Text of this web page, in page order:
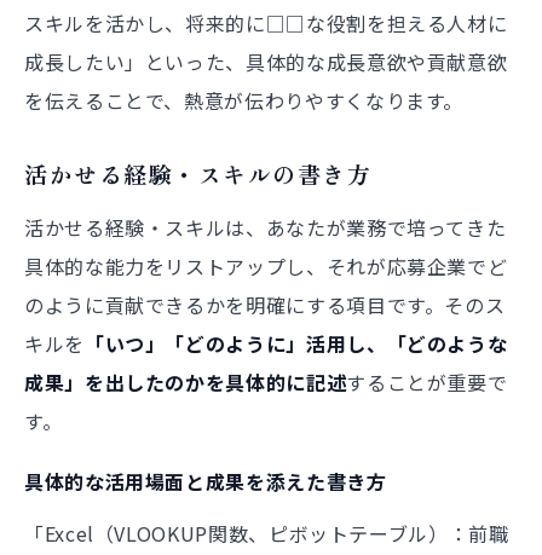
スキルを活かし、将来的に□□な役割を担える人材に
成長したい」といった、具体的な成長意欲や貢献意欲
を伝えることで、熱意が伝わりやすくなります。
活かせる経験・スキルの書き方
活かせる経験・スキルは、あなたが業務で培ってきた
具体的な能力をリストアップし、それが応募企業でど
のように貢献できるかを明確にする項目です。そのス
キルを 「いつ」「どのように」活用し、「どのような
成果」を出したのかを具体的に記述することが重要で
す。
具体的な活用場面と成果を添えた書き方
「Excel（VLOOKUP関数、ピボットテーブル）：前職